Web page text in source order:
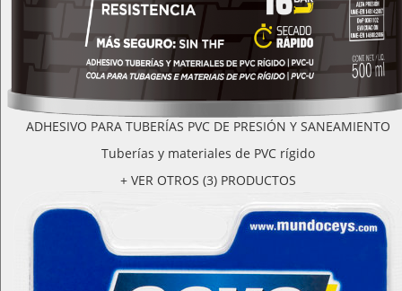
ADHESIVO PARA TUBERÍAS PVC DE PRESIÓN Y SANEAMIENTO
Tuberías y materiales de PVC rígido
+ VER OTROS (3) PRODUCTOS